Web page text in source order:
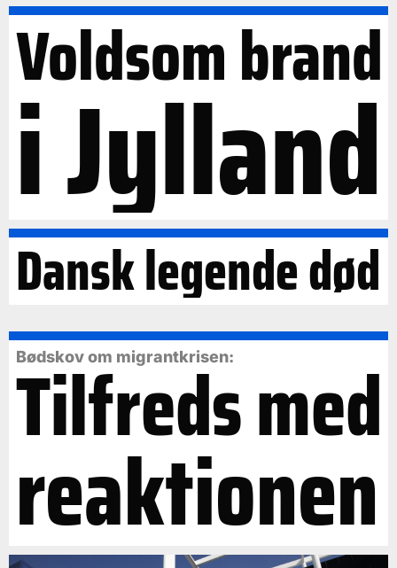
Voldsom brand
i Jylland
Dansk legende død
Bødskov om migrantkrisen:
Tilfreds med
reaktionen